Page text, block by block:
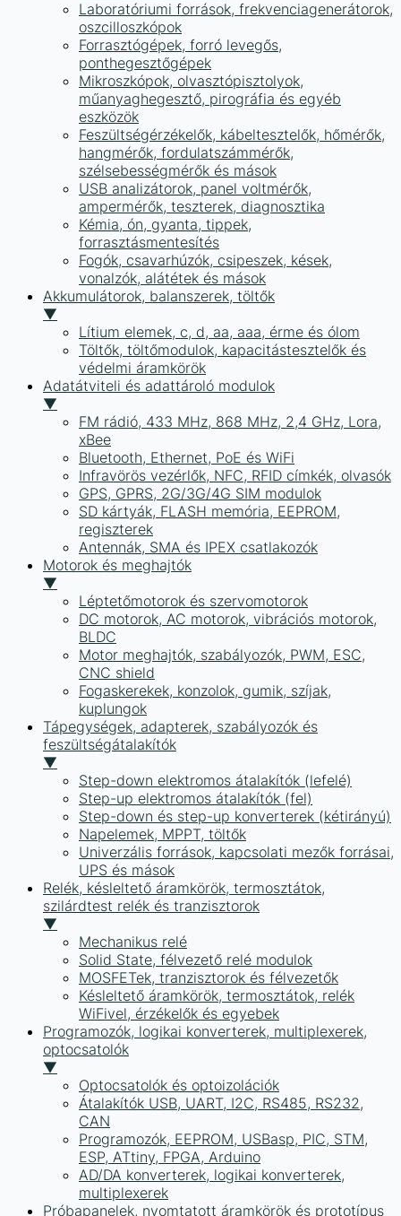
Laboratóriumi források, frekvenciagenerátorok,
oszcilloszkópok
Forrasztógépek, forró levegős,
ponthegesztőgépek
Mikroszkópok, olvasztópisztolyok,
műanyaghegesztő, pirográfia és egyéb
eszközök
Feszültségérzékelők, kábeltesztelők, hőmérők,
hangmérők, fordulatszámmérők,
szélsebességmérők és mások
USB analizátorok, panel voltmérők,
ampermérők, teszterek, diagnosztika
Kémia, ón, gyanta, tippek,
forrasztásmentesítés
Fogók, csavarhúzók, csipeszek, kések,
vonalzók, alátétek és mások
Akkumulátorok, balanszerek, töltők
▼
Lítium elemek, c, d, aa, aaa, érme és ólom
Töltők, töltőmodulok, kapacitástesztelők és
védelmi áramkörök
Adatátviteli és adattároló modulok
▼
FM rádió, 433 MHz, 868 MHz, 2,4 GHz, Lora,
xBee
Bluetooth, Ethernet, PoE és WiFi
Infravörös vezérlők, NFC, RFID címkék, olvasók
GPS, GPRS, 2G/3G/4G SIM modulok
SD kártyák, FLASH memória, EEPROM,
regiszterek
Antennák, SMA és IPEX csatlakozók
Motorok és meghajtók
▼
Léptetőmotorok és szervomotorok
DC motorok, AC motorok, vibrációs motorok,
BLDC
Motor meghajtók, szabályozók, PWM, ESC,
CNC shield
Fogaskerekek, konzolok, gumik, szíjak,
kuplungok
Tápegységek, adapterek, szabályozók és
feszültségátalakítók
▼
Step-down elektromos átalakítók (lefelé)
Step-up elektromos átalakítók (fel)
Step-down és step-up konverterek (kétirányú)
Napelemek, MPPT, töltők
Univerzális források, kapcsolati mezők forrásai,
UPS és mások
Relék, késleltető áramkörök, termosztátok,
szilárdtest relék és tranzisztorok
▼
Mechanikus relé
Solid State, félvezető relé modulok
MOSFETek, tranzisztorok és félvezetők
Késleltető áramkörök, termosztátok, relék
WiFivel, érzékelők és egyebek
Programozók, logikai konverterek, multiplexerek,
optocsatolók
▼
Optocsatolók és optoizolációk
Átalakítók USB, UART, I2C, RS485, RS232,
CAN
Programozók, EEPROM, USBasp, PIC, STM,
ESP, ATtiny, FPGA, Arduino
AD/DA konverterek, logikai konverterek,
multiplexerek
Próbapanelek, nyomtatott áramkörök és prototípus